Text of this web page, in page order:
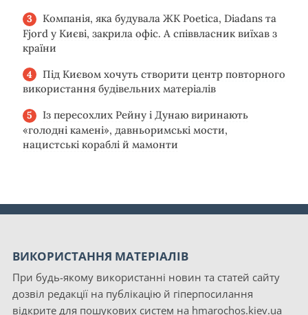
Компанія, яка будувала ЖК Poetica, Diadans та
Fjord у Києві, закрила офіс. А співвласник виїхав з
країни
Під Києвом хочуть створити центр повторного
використання будівельних матеріалів
Із пересохлих Рейну і Дунаю виринають
«голодні камені», давньоримські мости,
нацистські кораблі й мамонти
ВИКОРИСТАННЯ МАТЕРІАЛІВ
При будь-якому використанні новин та статей сайту
дозвіл редакції на публікацію й гіперпосилання
відкрите для пошукових систем на hmarochos.kiev.ua